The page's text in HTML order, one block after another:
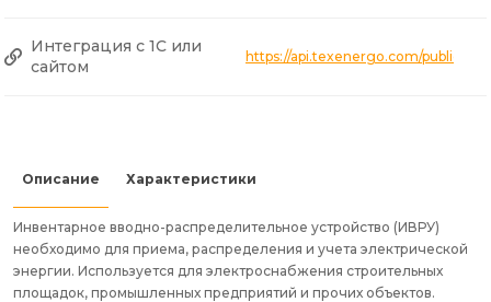
Интеграция с 1С или
сайтом
https://api.texenergo.com/public/
Описание Характеристики
Инвентарное вводно-распределительное устройство (ИВРУ)
необходимо для приема, распределения и учета электрической
энергии. Используется для электроснабжения строительных
площадок, промышленных предприятий и прочих объектов.